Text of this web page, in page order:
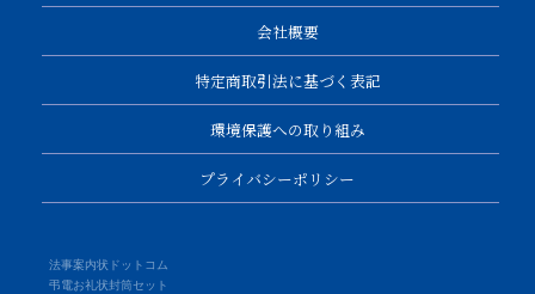
会社概要
特定商取引法に基づく表記
環境保護への取り組み
プライバシーポリシー
法事案内状ドットコム
弔電お礼状封筒セット